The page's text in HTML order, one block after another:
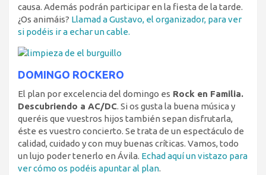
causa. Además podrán participar en la fiesta de la tarde.
¿Os animáis? Llamad a Gustavo, el organizador, para ver
si podéis ir a echar un cable.
DOMINGO ROCKERO
El plan por excelencia del domingo es Rock en Familia.
Descubriendo a AC/DC. Si os gusta la buena música y
queréis que vuestros hijos también sepan disfrutarla,
éste es vuestro concierto. Se trata de un espectáculo de
calidad, cuidado y con muy buenas críticas. Vamos, todo
un lujo poder tenerlo en Ávila. Echad aquí un vistazo para
ver cómo os podéis apuntar al plan.